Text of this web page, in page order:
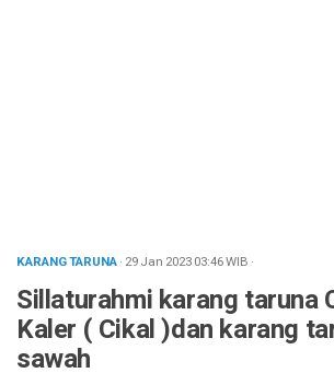
KARANG TARUNA· 29 Jan 202303:46WIB ·
Sillaturahmi karang taruna
Kaler ( Cikal )dan karang
sawah